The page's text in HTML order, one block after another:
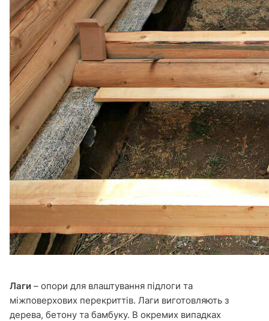
Лаги – опори для влаштування підлоги та
міжповерхових перекриттів. Лаги виготовляють з
дерева, бетону та бамбуку. В окремих випадках